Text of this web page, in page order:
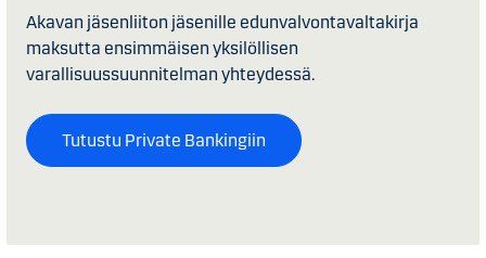
Akavan jäsenliiton jäsenille edunvalvontavaltakirja
maksutta ensimmäisen yksilöllisen
varallisuussuunnitelman yhteydessä.
Tutustu Private Bankingiin